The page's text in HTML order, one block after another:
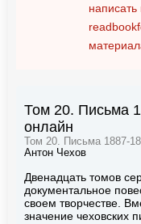
написать
Том 20. Письма
онлайн
Том 20. Письма 1887-
Антон Чехов
Двенадцать томов
документальное
своем творчестве.
значение чеховских